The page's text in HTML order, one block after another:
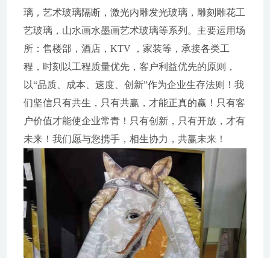
璃，艺术玻璃隔断，激光内雕发光玻璃，雕刻雕花工
艺玻璃，山水画水墨画艺术玻璃等系列。主要运用场
所：售楼部，酒店，KTV ，家装等，承接各类工
程，时刻以工程质量优先，客户利益优先的原则，
以“品质、成本、速度、创新”作为企业生存法则！我
们坚信只有共生，只有共赢，才能正真的赢！只有客
户价值才能使企业常青！只有创新，只有开放，才有
未来！我们愿与您携手，相生协力，共赢未来！